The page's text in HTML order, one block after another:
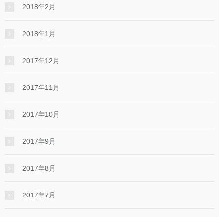
2018年2月
2018年1月
2017年12月
2017年11月
2017年10月
2017年9月
2017年8月
2017年7月